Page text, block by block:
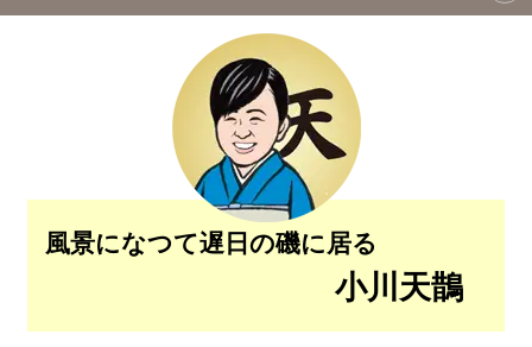
風景になつて遅日の磯に居る
小川天鵲